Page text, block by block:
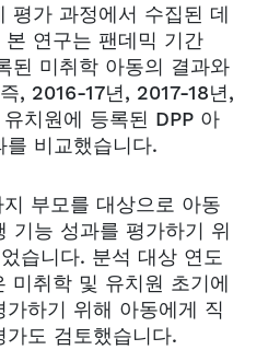
평가 과정에서 수집된 데
연구는 팬데믹 기간
된 미취학 아동의 결과와
, 2016-17년, 2017-18년,
치원에 등록된 DPP 아
비교했습니다.
부모를 대상으로 아동
기능 성과를 평가하기 위
습니다. 분석 대상 연도
미취학 및 유치원 초기에
하기 위해 아동에게 직
도 검토했습니다.